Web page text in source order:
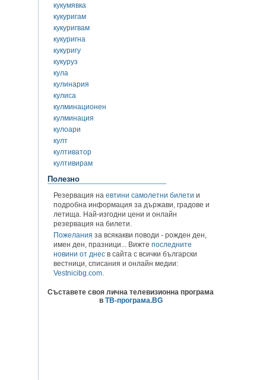
кукумявка
кукуригам
кукуригвам
кукуригна
кукуригу
кукуруз
кула
кулинария
кулиса
кулминационен
кулминация
кулоари
култ
култиватор
култивирам
Полезно
Резервация на евтини самолетни билети и
подробна информация за държави, градове и
летища. Най-изгодни цени и онлайн
резервация на билети.
Пожелания за всякакви поводи - рожден ден,
имен ден, празници... Вижте последните
новини от днес в сайта с всички български
вестници, списания и онлайн медии:
Vestnicibg.com.
Съставете своя лична телевизионна програма
в ТВ-програма.BG